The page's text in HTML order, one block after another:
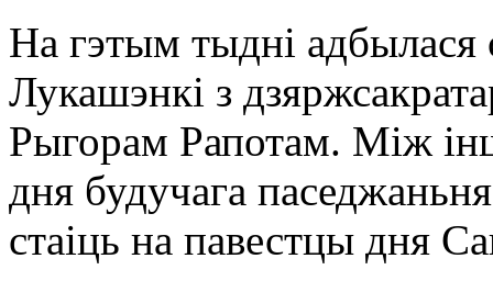
На гэтым тыдні адбылася
Лукашэнкі з
Рыгорам Рапотам. Між
дня будучага
стаіць на павестцы дня